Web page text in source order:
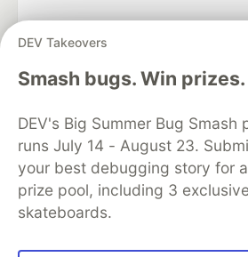
DEV Takeovers
Smash bugs. Win prizes.
DEV's Big Summer Bug
runs July 14 - August 23.
your best debugging story for
prize pool, including 3
skateboards.
DEV Community— A space to discuss
development and manage your
DEV Education Tracks
DEV Help
Organization Accounts
DEV
Free Postgres Database
Code of Conduct
Privacy Policy
Built on
Forem open source
and other inclusive